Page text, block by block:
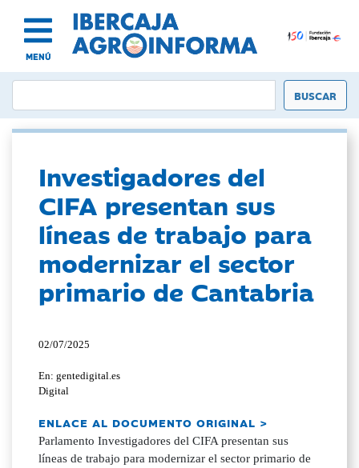
MENÚ
Investigadores del
CIFA presentan sus
líneas de trabajo para
modernizar el sector
primario de Cantabria
02/07/2025
En: gentedigital.es
Digital
ENLACE AL DOCUMENTO ORIGINAL >
Parlamento Investigadores del CIFA presentan sus
líneas de trabajo para modernizar el sector primario de